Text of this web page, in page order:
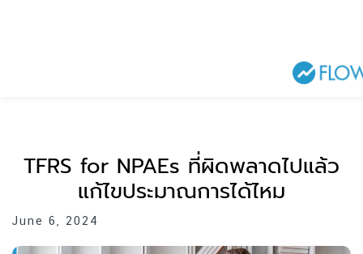
TFRS for NPAEs ที่ผิดพลาดไปแล้ว
แก้ไขประมาณการได้ไหม
June 6, 2024